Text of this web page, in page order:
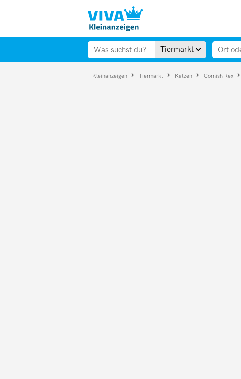
Tiermarkt
Kleinanzeigen Tiermarkt Katzen Cornish Rex